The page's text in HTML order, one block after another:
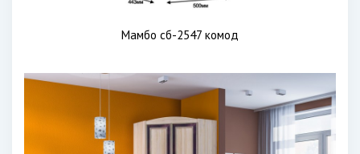
Мамбо сб-2547 комод